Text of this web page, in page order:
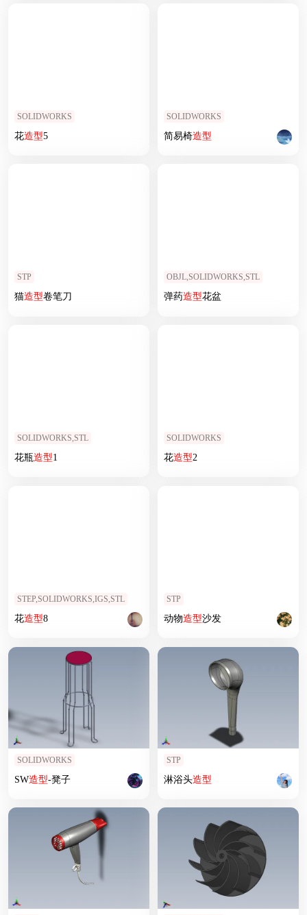
SOLIDWORKS
花造型5
SOLIDWORKS
简易椅造型
STP
猫造型卷笔刀
OBJL,SOLIDWORKS,STL
弹药造型花盆
SOLIDWORKS,STL
花瓶造型1
SOLIDWORKS
花造型2
STEP,SOLIDWORKS,IGS,STL
花造型8
STP
动物造型沙发
SOLIDWORKS
SW造型-凳子
STP
淋浴头造型